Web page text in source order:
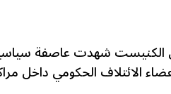
شهدت عاصفة
الائتلاف الحكومي داخل